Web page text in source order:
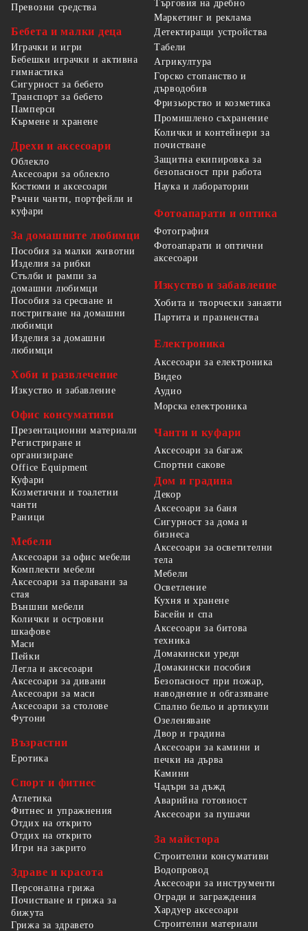
Превозни средства
Бебета и малки деца
Играчки и игри
Бебешки играчки и активна
гимнастика
Сигурност за бебето
Транспорт за бебето
Памперси
Кърмене и хранене
Дрехи и аксесоари
Облекло
Аксесоари за облекло
Костюми и аксесоари
Ръчни чанти, портфейли и
куфари
За домашните любимци
Пособия за малки животни
Изделия за рибки
Стълби и рампи за
домашни любимци
Пособия за сресване и
постригване на домашни
любимци
Изделия за домашни
любимци
Хоби и развлечение
Изкуство и забавление
Офис консумативи
Презентационни материали
Регистриране и
организиране
Office Equipment
Търговия на дребно
Маркетинг и реклама
Детектиращи устройства
Табели
Агрикултура
Горско стопанство и
дърводобив
Фризьорство и козметика
Промишлено съхранение
Колички и контейнери за
почистване
Защитна екипировка за
безопасност при работа
Наука и лаборатории
Фотоапарати и оптика
Фотография
Фотоапарати и оптични
аксесоари
Изкуство и забавление
Хобита и творчески занаяти
Партита и празненства
Електроника
Аксесоари за електроника
Видео
Аудио
Морска електроника
Чанти и куфари
Аксесоари за багаж
Спортни сакове
Куфари
Козметични и тоалетни
чанти
Раници
Мебели
Аксесоари за офис мебели
Комплекти мебели
Аксесоари за паравани за
стая
Външни мебели
Колички и островни
шкафове
Маси
Пейки
Легла и аксесоари
Аксесоари за дивани
Аксесоари за маси
Аксесоари за столове
Футони
Възрастни
Еротика
Спорт и фитнес
Атлетика
Фитнес и упражнения
Отдих на открито
Отдих на открито
Игри на закрито
Здраве и красота
Персонална грижа
Почистване и грижа за
бижута
Грижа за здравето
Дом и градина
Декор
Аксесоари за баня
Сигурност за дома и
бизнеса
Аксесоари за осветителни
тела
Мебели
Осветление
Кухня и хранене
Басейн и спа
Аксесоари за битова
техника
Домакински уреди
Домакински пособия
Безопасност при пожар,
наводнение и обгазяване
Спално бельо и артикули
Озеленяване
Двор и градина
Аксесоари за камини и
печки на дърва
Камини
Чадъри за дъжд
Аварийна готовност
Аксесоари за пушачи
За майстора
Строителни консумативи
Водопровод
Аксесоари за инструменти
Огради и заграждения
Хардуер аксесоари
Строителни материали